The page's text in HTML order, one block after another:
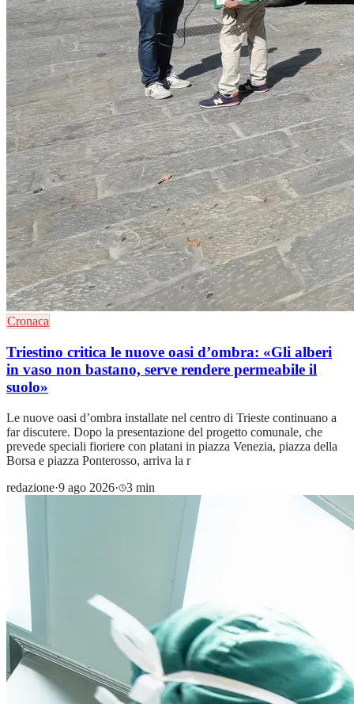
Cronaca
Triestino critica le nuove oasi d’ombra: «Gli alberi
in vaso non bastano, serve rendere permeabile il
suolo»
Le nuove oasi d’ombra installate nel centro di Trieste continuano a
far discutere. Dopo la presentazione del progetto comunale, che
prevede speciali fioriere con platani in piazza Venezia, piazza della
Borsa e piazza Ponterosso, arriva la r
redazione·9 ago 2026· 3 min